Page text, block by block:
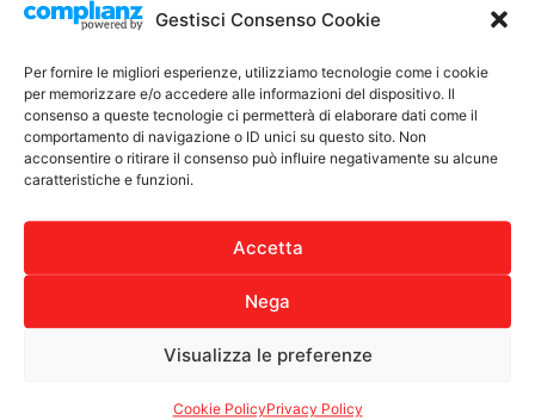
Gestisci Consenso Cookie
Per fornire le migliori esperienze, utilizziamo tecnologie come i cookie
per memorizzare e/o accedere alle informazioni del dispositivo. Il
consenso a queste tecnologie ci permetterà di elaborare dati come il
comportamento di navigazione o ID unici su questo sito. Non
acconsentire o ritirare il consenso può influire negativamente su alcune
caratteristiche e funzioni.
Accetta
Nega
Visualizza le preferenze
Cookie PolicyPrivacy Policy
Add to cart
Discover other products